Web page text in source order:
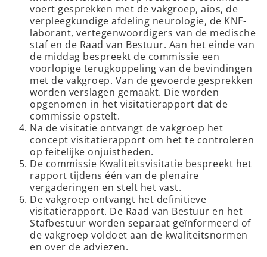
voert gesprekken met de vakgroep, aios, de
verpleegkundige afdeling neurologie, de KNF-
laborant, vertegenwoordigers van de medische
staf en de Raad van Bestuur. Aan het einde van
de middag bespreekt de commissie een
voorlopige terugkoppeling van de bevindingen
met de vakgroep. Van de gevoerde gesprekken
worden verslagen gemaakt. Die worden
opgenomen in het visitatierapport dat de
commissie opstelt.
Na de visitatie ontvangt de vakgroep het
concept visitatierapport om het te controleren
op feitelijke onjuistheden.
De commissie Kwaliteitsvisitatie bespreekt het
rapport tijdens één van de plenaire
vergaderingen en stelt het vast.
De vakgroep ontvangt het definitieve
visitatierapport. De Raad van Bestuur en het
Stafbestuur worden separaat geïnformeerd of
de vakgroep voldoet aan de kwaliteitsnormen
en over de adviezen.